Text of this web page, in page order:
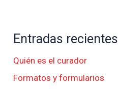
Entradas recientes
Quién es el curador
Formatos y formularios